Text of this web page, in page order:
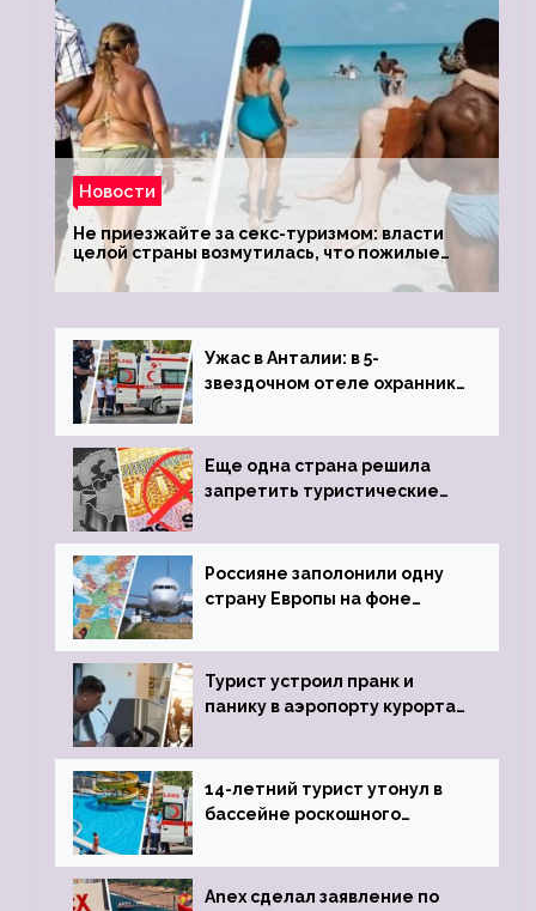
Новости
Не приезжайте за секс-туризмом: власти
целой страны возмутилась, что пожилые
туристки массово едут к ним, чтобы
обзавестись молодыми любовниками
Ужас в Анталии: в 5-
звездочном отеле охранник
пистолета
Еще одна страна решила
запретить туристические
Россияне заполонили одну
страну Европы на фоне
виз
Турист устроил пранк и
панику в аэропорту курорта,
задержке рейса
14-летний турист утонул в
бассейне роскошного
Anex сделал заявление по